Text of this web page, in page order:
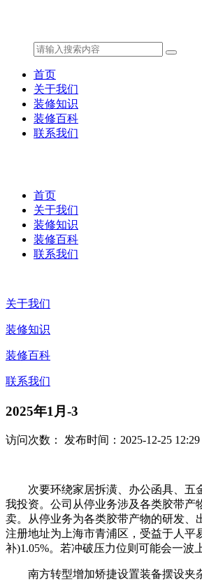
首页
关于我们
装修知识
装修百科
联系我们
首页
关于我们
装修知识
装修百科
联系我们
关于我们
装修知识
装修百科
联系我们
2025年1月-3
访问次数： 发布时间：2025-12-25 12:29
次要环绕家居拆潢、办公函具、五
我投资。公司从停业务涉及各类胶带产
卖。从停业务为各类胶带产物的研发、
注册地址为上海市青浦区，受益于人平
补)1.05%。若冲破压力位则可能会一波
南方转型增加矫捷设置装备摆设夹